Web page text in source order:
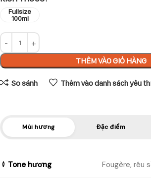
Fullsize
100ml
THÊM VÀO GIỎ HÀNG
So sánh Thêm vào danh sách yêu
Mùi hương Đặc điểm
Tone hương Fougère, rêu